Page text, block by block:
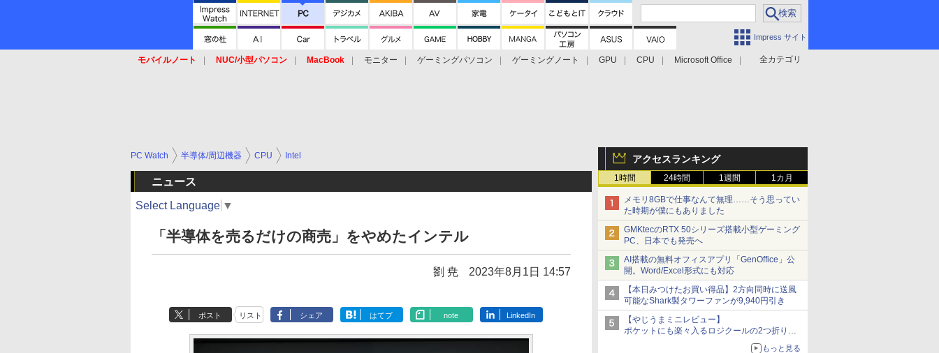
Impress サイト
全カテゴリ
モバイルノート NUC/小型パソコン MacBook モニター ゲーミングパソコン ゲーミングノート GPU CPU
Microsoft Office
アクセスランキング
1時間 24時間 1週間 1カ月
メモリ8GBで仕事なんて無理……そう思ってい
た時期が僕にもありました
GMKtecのRTX 50シリーズ搭載小型ゲーミング
PC、日本でも発売へ
AI搭載の無料オフィスアプリ「GenOffice」公
開。Word/Excel形式にも対応
【本日みつけたお買い得品】2方向同時に送風
可能なShark製タワーファンが9,940円引き
【やじうまミニレビュー】
ポケットにも楽々入るロジクールの2つ折りマ
ウス「Mobi Fold」。その気になるギミックと
もっと見る
PC Watch 半導体/周辺機器 CPU Intel
ニュース
Select Language ▼
「半導体を売るだけの商売」をやめたインテル
劉 尭 2023年8月1日 14:57
ポスト リスト シェア はてブ note LinkedIn